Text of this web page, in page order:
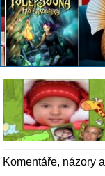
Komentáře, názory